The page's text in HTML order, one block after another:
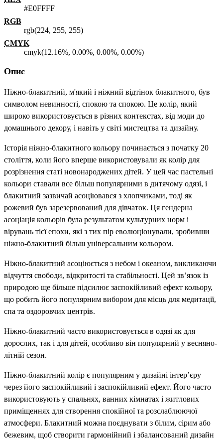
#E0FFFF
RGB
rgb(224, 255, 255)
CMYK
cmyk(12.16%, 0.00%, 0.00%, 0.00%)
Опис
Ніжно-блакитний, м'який і ніжний відтінок блакитного, був
символом невинності, спокою та спокою. Це колір, який
широко використовується в різних контекстах, від моди до
домашнього декору, і навіть у світі мистецтва та дизайну.
Історія ніжно-блакитного кольору починається з початку 20
століття, коли його вперше використовували як колір для
розрізнення статі новонароджених дітей. У цей час пастельні
кольори ставали все більш популярними в дитячому одязі, і
блакитний зазвичай асоціювався з хлопчиками, тоді як
рожевий був зарезервований для дівчаток. Ця гендерна
асоціація кольорів була результатом культурних норм і
вірувань тієї епохи, які з тих пір еволюціонували, зробивши
ніжно-блакитний більш універсальним кольором.
Ніжно-блакитний асоціюється з небом і океаном, викликаючи
відчуття свободи, відкритості та стабільності. Цей зв’язок із
природою ще більше підсилює заспокійливий ефект кольору,
що робить його популярним вибором для місць для медитації,
спа та оздоровчих центрів.
Ніжно-блакитний часто використовується в одязі як для
дорослих, так і для дітей, особливо він популярний у весняно-
літній сезон.
Ніжно-блакитний колір є популярним у дизайні інтер’єру
через його заспокійливий і заспокійливий ефект. Його часто
використовують у спальнях, ванних кімнатах і житлових
приміщеннях для створення спокійної та розслаблюючої
атмосфери. Блакитний можна поєднувати з білим, сірим або
бежевим, щоб створити гармонійний і збалансований дизайн